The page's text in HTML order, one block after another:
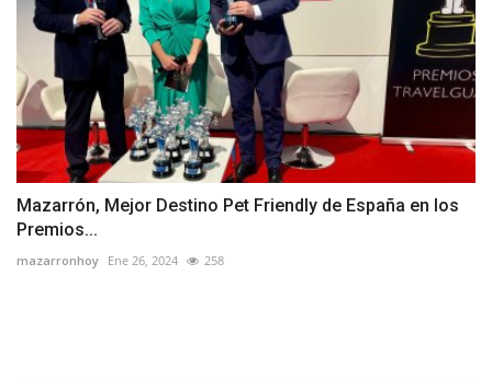
Mazarrón, Mejor Destino Pet Friendly de España en los
Premios...
mazarronhoy Ene 26, 2024 258